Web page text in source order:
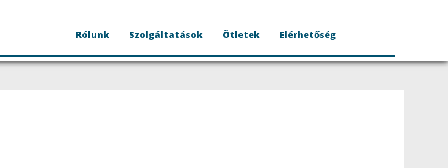
Rólunk Szolgáltatások Ötletek Elérhetőség